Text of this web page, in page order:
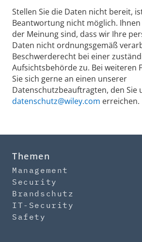
Stellen Sie die Daten nicht bereit,
Beantwortung nicht möglich.
der Meinung sind, dass wir Ihre
Daten nicht ordnungsgemäß
Beschwerderecht bei einer
Aufsichtsbehörde zu. Bei weiteren
Sie sich gerne an einen unserer
Datenschutzbeauftragten, den Sie
datenschutz@wiley.com erreichen.
Themen
Management
Security
Brandschutz
IT-Security
Safety